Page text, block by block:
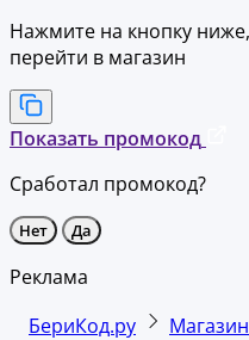
Нажмите на кнопку
перейти в магазин
Показать промокод
Сработал промокод?
Нет Да
Реклама
БериКод.ру